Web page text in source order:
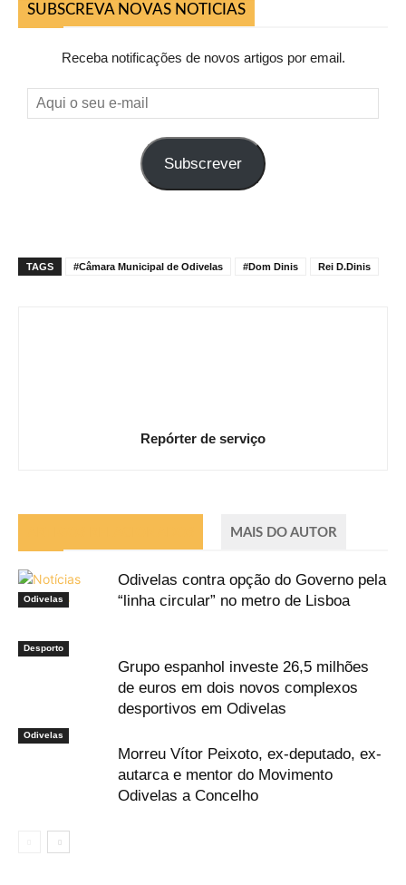
SUBSCREVA NOVAS NOTICIAS
Receba notificações de novos artigos por email.
Aqui
o
Subscrever
TAGS #Câmara Municipal de Odivelas #Dom Dinis Rei D.Dinis
Repórter de serviço
MAIS DO AUTOR
Odivelas
Odivelas contra opção do Governo pela
“linha circular” no metro de Lisboa
Desporto
Grupo espanhol investe 26,5 milhões
de euros em dois novos complexos
desportivos em Odivelas
Odivelas
Morreu Vítor Peixoto, ex-deputado, ex-
autarca e mentor do Movimento
Odivelas a Concelho